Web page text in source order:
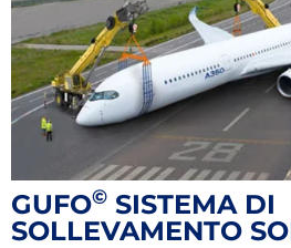
GUFO© SISTEMA DI
SOLLEVAMENTO